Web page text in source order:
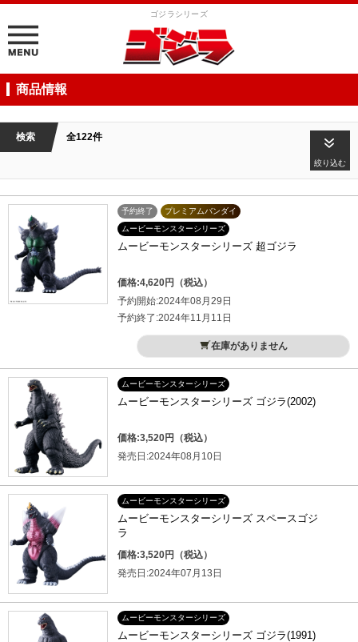
ゴジラシリーズ
商品情報
検索 全122件
絞り込む
予約終了
プレミアムバンダイ
ムービーモンスターシリーズ
ムービーモンスターシリーズ 超ゴジラ
価格:4,620円（税込）
予約開始:2024年08月29日
予約終了:2024年11月11日
在庫がありません
ムービーモンスターシリーズ
ムービーモンスターシリーズ ゴジラ(2002)
価格:3,520円（税込）
発売日:2024年08月10日
ムービーモンスターシリーズ
ムービーモンスターシリーズ スペースゴジ
ラ
価格:3,520円（税込）
発売日:2024年07月13日
ムービーモンスターシリーズ
ムービーモンスターシリーズ ゴジラ(1991)